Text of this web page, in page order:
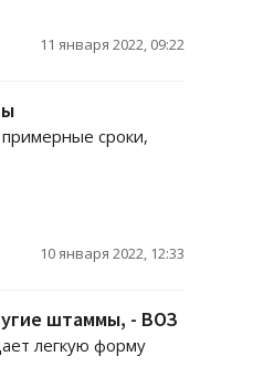
11 января 2022, 09:22
сроки,
10 января 2022, 12:33
штаммы, - ВОЗ
легкую форму